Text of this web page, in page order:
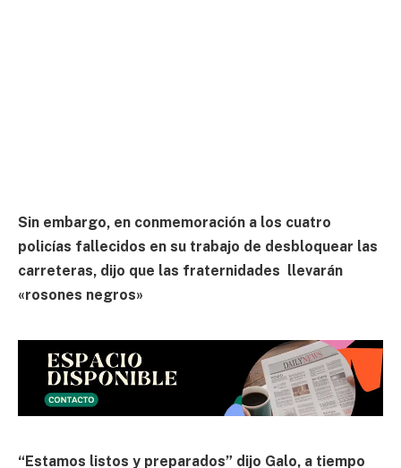
Sin embargo, en conmemoración a los cuatro
policías fallecidos en su trabajo de desbloquear las
carreteras, dijo que las fraternidades llevarán
«rosones negros»
“Estamos listos y preparados” dijo Galo, a tiempo